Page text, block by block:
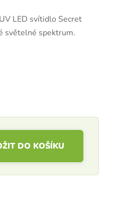
LED svítidlo Secret
světelné spektrum.
DO KOŠÍKU